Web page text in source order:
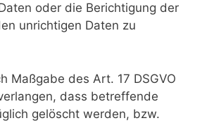
oder die Berichtigung der
unrichtigen Daten zu
Maßgabe des Art. 17 DSGVO
dass betreffende
gelöscht werden, bzw.